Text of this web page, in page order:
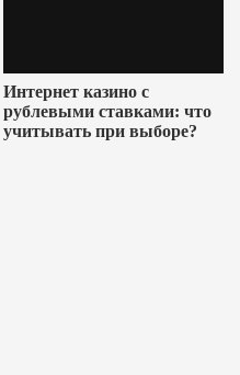
Интернет казино с
рублевыми ставками: что
учитывать при выборе?